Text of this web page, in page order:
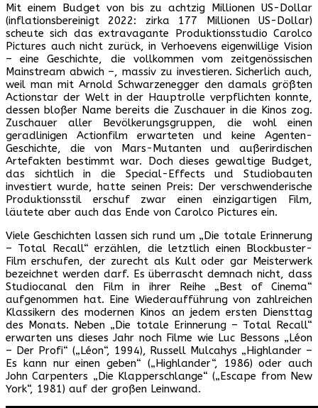
Mit einem Budget von bis zu achtzig Millionen US-Dollar
(inflationsbereinigt 2022: zirka 177 Millionen US-Dollar)
scheute sich das extravagante Produktionsstudio Carolco
Pictures auch nicht zurück, in Verhoevens eigenwillige Vision
– eine Geschichte, die vollkommen vom zeitgenössischen
Mainstream abwich –, massiv zu investieren. Sicherlich auch,
weil man mit Arnold Schwarzenegger den damals größten
Actionstar der Welt in der Hauptrolle verpflichten konnte,
dessen bloßer Name bereits die Zuschauer in die Kinos zog.
Zuschauer aller Bevölkerungsgruppen, die wohl einen
geradlinigen Actionfilm erwarteten und keine Agenten-
Geschichte, die von Mars-Mutanten und außerirdischen
Artefakten bestimmt war. Doch dieses gewaltige Budget,
das sichtlich in die Special-Effects und Studiobauten
investiert wurde, hatte seinen Preis: Der verschwenderische
Produktionsstil erschuf zwar einen einzigartigen Film,
läutete aber auch das Ende von Carolco Pictures ein.
Viele Geschichten lassen sich rund um „Die totale Erinnerung
– Total Recall“ erzählen, die letztlich einen Blockbuster-
Film erschufen, der zurecht als Kult oder gar Meisterwerk
bezeichnet werden darf. Es überrascht demnach nicht, dass
Studiocanal den Film in ihrer Reihe „Best of Cinema“
aufgenommen hat. Eine Wiederaufführung von zahlreichen
Klassikern des modernen Kinos an jedem ersten Diensttag
des Monats. Neben „Die totale Erinnerung – Total Recall“
erwarten uns dieses Jahr noch Filme wie Luc Bessons „Léon
– Der Profi“ („Léon“, 1994), Russell Mulcahys „Highlander –
Es kann nur einen geben“ („Highlander“, 1986) oder auch
John Carpenters „Die Klapperschlange“ („Escape from New
York“, 1981) auf der großen Leinwand.